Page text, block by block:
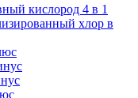
кислород 4 в 1
хлор в